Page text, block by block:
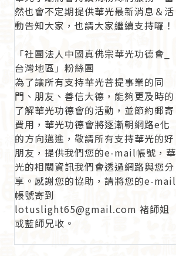
然也會不定期提供華光最新消息＆活
動告知大家，也請大家繼續支持囉！
「社團法人中國真佛宗華光功德會_
台灣地區」粉絲團
為了讓所有支持華光菩提事業的同
門、朋友、善信大德，能夠更及時的
了解華光功德會的活動，並節約郵寄
費用，華光功德會將逐漸朝網路e化
的方向邁進，敬請所有支持華光的好
朋友，提供我們您的e-mail帳號，華
光的相關資訊我們會透過網路與您分
享。感謝您的協助，請將您的e-mail
帳號寄到
lotuslight65@gmail.com 褚師姐
或藍師兄收。